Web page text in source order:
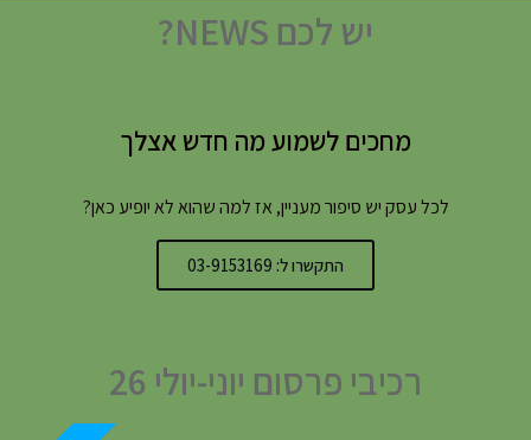
יש לכם NEWS?
מחכים לשמוע מה חדש אצלך
לכל עסק יש סיפור מעניין, אז למה שהוא לא יופיע כאן?
התקשרו ל: 03-9153169
רכיבי פרסום יוני-יולי 26